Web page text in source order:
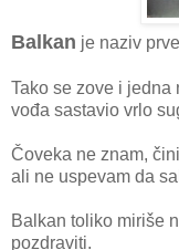
Balkan je naziv
Tako se zove i
vođa sastavio vrlo
Čoveka ne znam,
ali ne uspevam da
Balkan toliko miriše
pozdraviti.